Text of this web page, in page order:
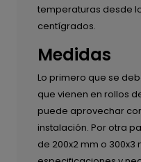
temperaturas desde
centígrados.
Medidas
Lo primero que se
que vienen en rollos
puede aprovechar
instalación. Por otra
de 200x2 mm o 300x3